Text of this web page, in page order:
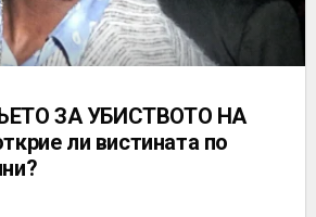
ЗА УБИСТВОТО НА
ли вистината по